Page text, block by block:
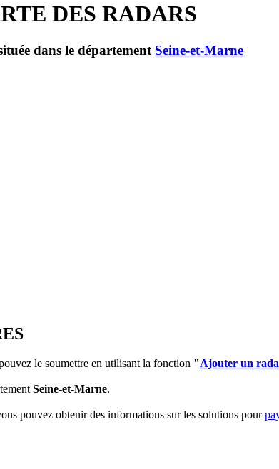
DES RADARS
dans le département Seine-et-Marne
le soumettre en utilisant la fonction "Ajouter un
Seine-et-Marne.
pouvez obtenir des informations sur les solutions pour